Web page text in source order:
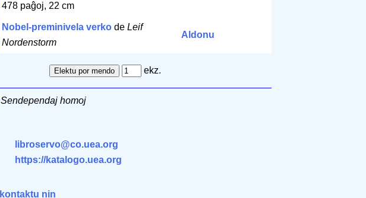
478 paĝoj, 22 cm
Nobel-preminivela verko de Leif
Nordenstorm
Aldonu
ekz.
Sendependaj homoj
libroservo@co.uea.org
https://katalogo.uea.org
kontaktu nin